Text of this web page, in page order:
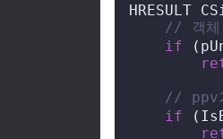
HRESULT
// 객체
if
// ppv
if